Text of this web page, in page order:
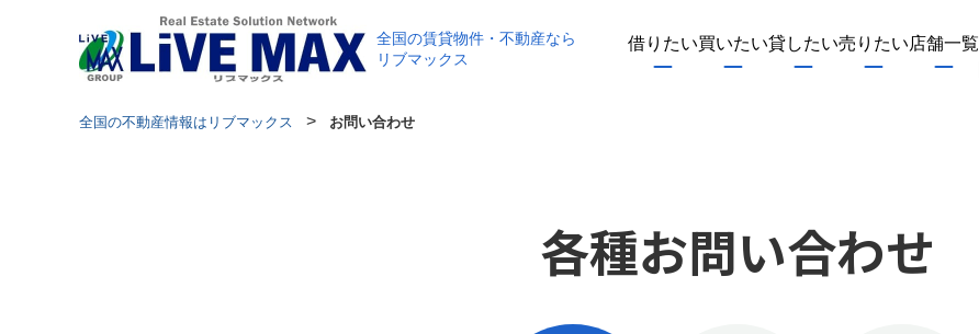
全国の賃貸物件・不動産なら
リブマックス
借りたい買いたい貸したい売りたい店舗一覧
全国の不動産情報はリブマックス > お問い合わせ
各種お問い合わせ